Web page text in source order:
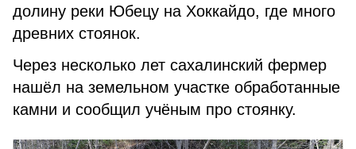
долину реки Юбецу на Хоккайдо, где много
древних стоянок.
Через несколько лет сахалинский фермер
нашёл на земельном участке обработанные
камни и сообщил учёным про стоянку.